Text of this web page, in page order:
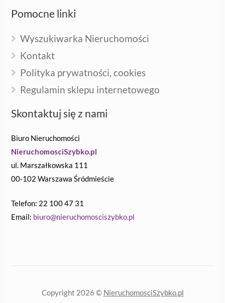
Pomocne linki
Wyszukiwarka Nieruchomości
Kontakt
Polityka prywatności, cookies
Regulamin sklepu internetowego
Skontaktuj się z nami
Biuro Nieruchomości
NieruchomosciSzybko.pl
ul. Marszałkowska 111
00-102 Warszawa Śródmieście
Telefon: 22 100 47 31
Email: biuro@nieruchomosciszybko.pl
Copyright 2026 © NieruchomosciSzybko.pl